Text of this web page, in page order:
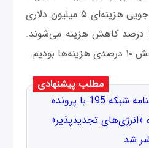
بادی ۱۶۵ مگاواتی، صرفه‌جویی هزینه‌ای ۵ میلیون دلاری
داشته باشند که حدود ۲۰ درصد کاهش هزینه می‌شوند.
مطلب پیشنهادی
ماهنامه شبکه 195 با پرونده
«انرژی‌های تجدیدپذیر»
شد